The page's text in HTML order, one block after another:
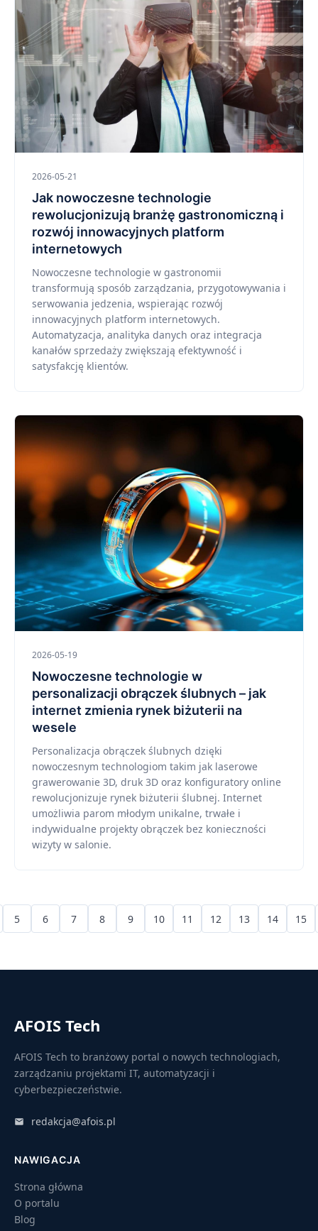
2026-05-21
Jak nowoczesne technologie
rewolucjonizują branżę gastronomiczną i
rozwój innowacyjnych platform
internetowych
Nowoczesne technologie w gastronomii
transformują sposób zarządzania, przygotowywania i
serwowania jedzenia, wspierając rozwój
innowacyjnych platform internetowych.
Automatyzacja, analityka danych oraz integracja
kanałów sprzedaży zwiększają efektywność i
satysfakcję klientów.
2026-05-19
Nowoczesne technologie w
personalizacji obrączek ślubnych – jak
internet zmienia rynek biżuterii na
wesele
Personalizacja obrączek ślubnych dzięki
nowoczesnym technologiom takim jak laserowe
grawerowanie 3D, druk 3D oraz konfiguratory online
rewolucjonizuje rynek biżuterii ślubnej. Internet
umożliwia parom młodym unikalne, trwałe i
indywidualne projekty obrączek bez konieczności
wizyty w salonie.
5 6 7 8 9 10 11 12 13 14 15
AFOIS Tech
AFOIS Tech to branżowy portal o nowych technologiach,
zarządzaniu projektami IT, automatyzacji i
cyberbezpieczeństwie.
redakcja@afois.pl
NAWIGACJA
Strona główna
O portalu
Blog